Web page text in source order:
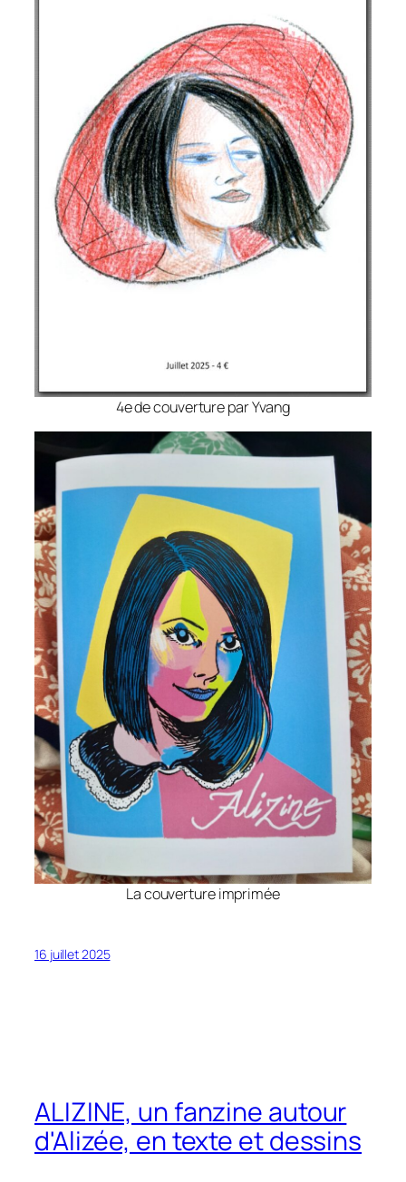
4e de couverture par Yvang
La couverture imprimée
16 juillet 2025
ALIZINE, un fanzine autour
d'Alizée, en texte et dessins